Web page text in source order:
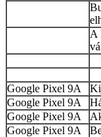
A
Google Pixel 9A
Google Pixel 9A
Google Pixel 9A
Google Pixel 9A